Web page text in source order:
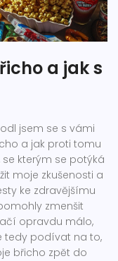
a jak s
jsem se s vámi
a jak proti tomu
se kterým se potýká
moje zkušenosti a
ke zdravějšímu
zmenšit
opravdu málo,
tedy podívat na to,
břicho zpět do